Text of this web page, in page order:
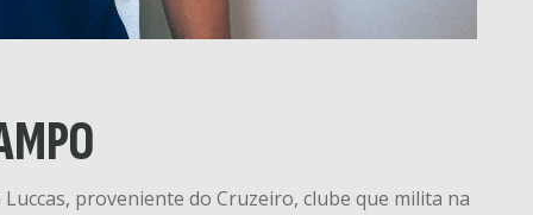
proveniente do Cruzeiro, clube que milita na